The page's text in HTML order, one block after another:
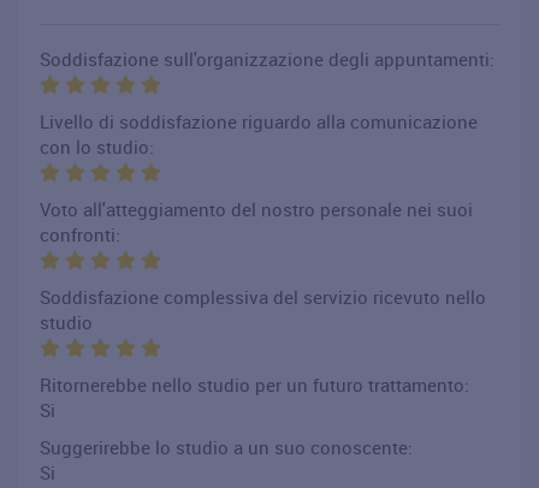
Soddisfazione sull'organizzazione degli appuntamenti:
Livello di soddisfazione riguardo alla comunicazione
con lo studio:
Voto all'atteggiamento del nostro personale nei suoi
confronti:
Soddisfazione complessiva del servizio ricevuto nello
studio
Ritornerebbe nello studio per un futuro trattamento:
Si
Suggerirebbe lo studio a un suo conoscente:
Si